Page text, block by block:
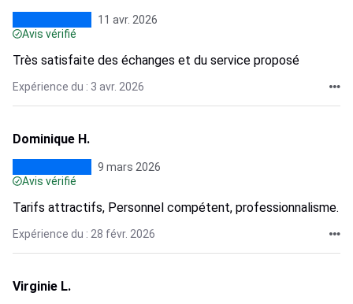
11 avr. 2026
Avis vérifié
Très satisfaite des échanges et du service proposé
Expérience du : 3 avr. 2026
Dominique H.
9 mars 2026
Avis vérifié
Tarifs attractifs, Personnel compétent, professionnalisme.
Expérience du : 28 févr. 2026
Virginie L.